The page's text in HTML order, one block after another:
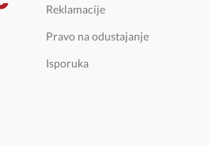
Reklamacije
Pravo na odustajanje
Isporuka